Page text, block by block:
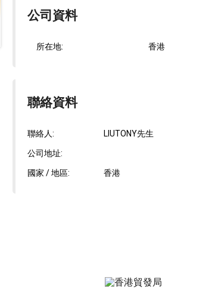
公司資料
所在地: 香港
聯絡資料
聯絡人: LIUTONY先生
公司地址:
國家 / 地區: 香港